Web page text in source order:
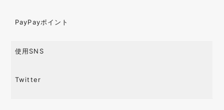
PayPayポイント
使用SNS
Twitter